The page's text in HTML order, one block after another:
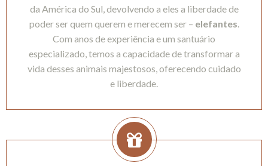
da América do Sul, devolvendo a eles a liberdade de
poder ser quem querem e merecem ser – elefantes.
Com anos de experiência e um santuário
especializado, temos a capacidade de transformar a
vida desses animais majestosos, oferecendo cuidado
e liberdade.